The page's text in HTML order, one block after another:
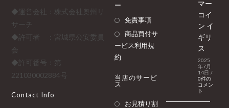
◆運営会社：株式会社奥州リ
サーチ
◆許可者 ：宮城県公安委員
会
◆許可番号：第
221030002884号
Contact Info
ー
免責事項
商品買付サ
ービス利用規
約
当店のサービ
ス
お見積り割
マー
コイ
ン イ
ギリ
ス
2025
年7月
14日 /
0件の
コメン
ト